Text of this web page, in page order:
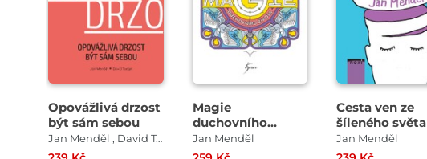
Opovážlivá drzost
být sám sebou
Jan Menděl , David Toegel
Magie
duchovního
života
Jan Menděl
Cesta ven ze
šíleného světa
Jan Menděl